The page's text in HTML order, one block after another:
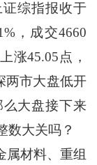
综指报收于
，成交4660
涨45.05点，
两市大盘低开
么大盘接下来
数大关吗？
材料、重组